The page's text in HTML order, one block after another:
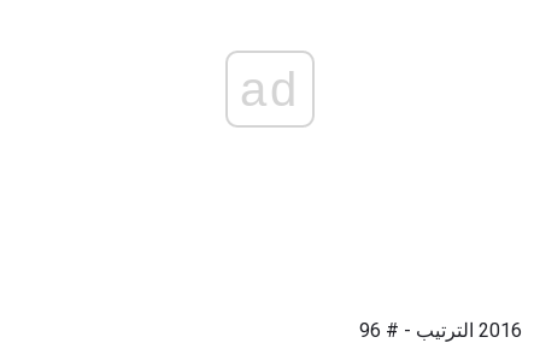
ad
2016 الترتيب - # 96